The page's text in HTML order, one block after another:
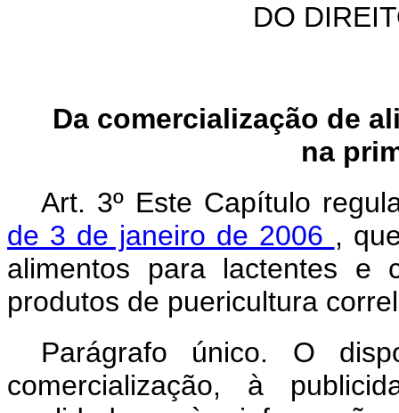
DO
Da comercialização de
na
Art. 3º Este Capítulo
de 3 de janeiro de 2006 ,
alimentos para lactentes e
produtos de puericultura
Parágrafo único. O
comercialização, à